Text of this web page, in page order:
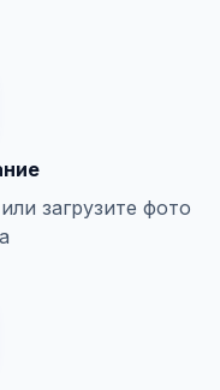
загрузите фото